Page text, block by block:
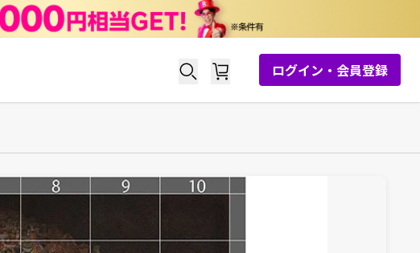
ログイン・会員登録